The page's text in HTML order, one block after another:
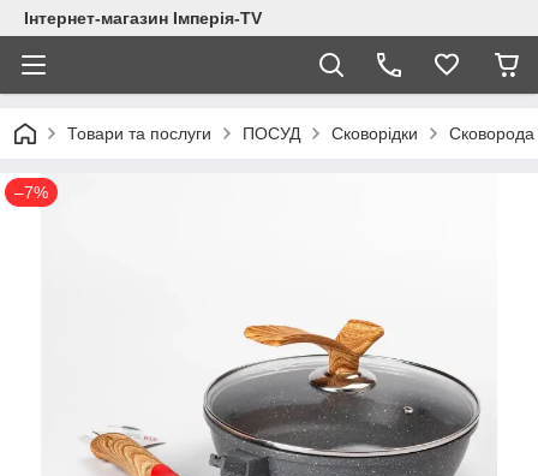
Інтернет-магазин Імперія-TV
Товари та послуги ПОСУД Сковорідки Сковорода
–7%